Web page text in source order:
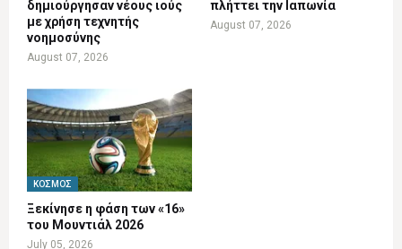
δημιούργησαν νέους ιούς
με χρήση τεχνητής
νοημοσύνης
August 07, 2026
πλήττει την Ιαπωνία
August 07, 2026
ΚΌΣΜΟΣ
Ξεκίνησε η φάση των «16»
του Μουντιάλ 2026
July 05, 2026